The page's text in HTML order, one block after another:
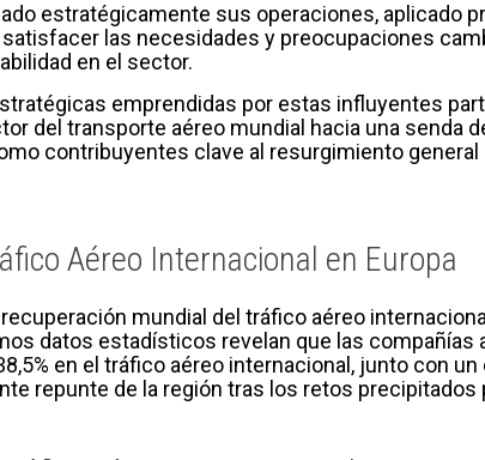
estratégicamente sus operaciones, aplicado
las necesidades y preocupaciones
en el sector.
emprendidas por estas influyentes
del transporte aéreo mundial hacia una senda
contribuyentes clave al resurgimiento
Aéreo Internacional en Europa
mundial del tráfico aéreo
datos estadísticos revelan que las compañías
en el tráfico aéreo internacional, junto con
repunte de la región tras los retos precipitados